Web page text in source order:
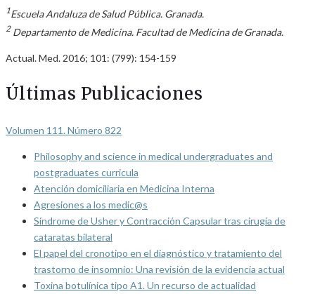
1Escuela Andaluza de Salud Pública. Granada.
2Departamento de Medicina. Facultad de Medicina de Granada.
Actual. Med. 2016; 101: (799): 154-159
Últimas Publicaciones
Volumen 111. Número 822
Philosophy and science in medical undergraduates and
postgraduates curricula
Atención domiciliaria en Medicina Interna
Agresiones a los medic@s
Síndrome de Usher y Contracción Capsular tras cirugía de
cataratas bilateral
El papel del cronotipo en el diagnóstico y tratamiento del
trastorno de insomnio: Una revisión de la evidencia actual
Toxina botulínica tipo A1. Un recurso de actualidad